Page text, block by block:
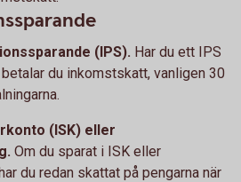
(IPS). Har du ett IPS
du inkomstskatt, vanligen 30
(ISK) eller
Om du sparat i ISK eller
du redan skattat på pengarna när